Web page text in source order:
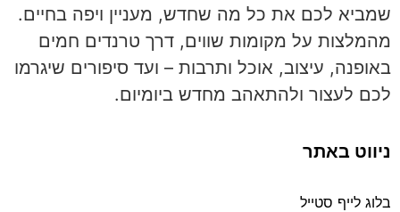
שמביא לכם את כל מה שחדש, מעניין ויפה בחיים.
מהמלצות על מקומות שווים, דרך טרנדים חמים
באופנה, עיצוב, אוכל ותרבות – ועד סיפורים שיגרמו
לכם לעצור ולהתאהב מחדש ביומיום.
ניווט באתר
בלוג לייף סטייל